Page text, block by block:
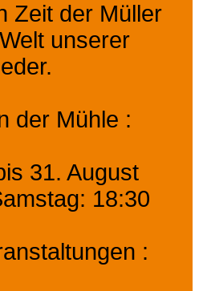
Zeit der Müller
unserer
der Mühle :
31. August
18:30
: